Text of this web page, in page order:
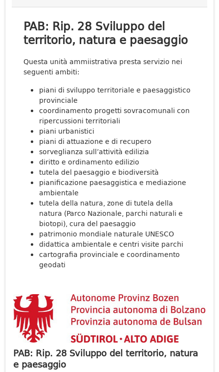
PAB: Rip. 28 Sviluppo del territorio, natura
e paesaggio
PAB: Rip. 28 Sviluppo del
territorio, natura e paesaggio
Questa unità ammiistrativa presta servizio nei
seguenti ambiti:
piani di sviluppo territoriale e paesaggistico
provinciale
coordinamento progetti sovracomunali con
ripercussioni territoriali
piani urbanistici
piani di attuazione e di recupero
sorveglianza sull’attività edilizia
diritto e ordinamento edilizio
tutela del paesaggio e biodiversità
pianificazione paesaggistica e mediazione
ambientale
tutela della natura, zone di tutela della
natura (Parco Nazionale, parchi naturali e
biotopi), cura del paesaggio
patrimonio mondiale naturale UNESCO
didattica ambientale e centri visite parchi
cartografia provinciale e coordinamento
geodati